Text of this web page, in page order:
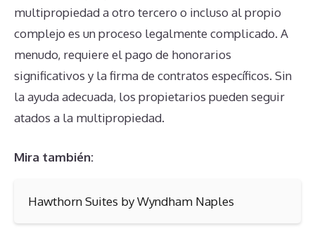
multipropiedad a otro tercero o incluso al propio
complejo es un proceso legalmente complicado. A
menudo, requiere el pago de honorarios
significativos y la firma de contratos específicos. Sin
la ayuda adecuada, los propietarios pueden seguir
atados a la multipropiedad.
Mira también:
Hawthorn Suites by Wyndham Naples